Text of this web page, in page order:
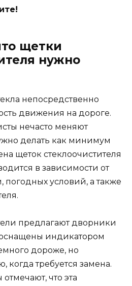
щетки
нужно
непосредственно
движения на дороге.
нечасто меняют
делать как минимум
щеток стеклоочистителя
в зависимости от
погодных условий, а также
предлагают дворники
индикатором
дороже, но
когда требуется замена.
что эта